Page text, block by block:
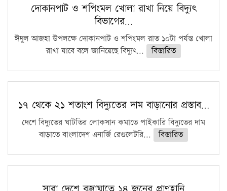
দোকানপাট ও শপিংমল খোলা রাখা নিয়ে বিদ্যুৎ
বিভাগের…
ঈদুল আজহা উপলক্ষে দোকানপাট ও শপিংমল রাত ১০টা পর্যন্ত খোলা
রাখা যাবে বলে জানিয়েছে বিদ্যুৎ...
বিস্তারিত
১৭ থেকে ২১ শতাংশ বিদ্যুতের দাম বাড়ানোর প্রস্তাব…
দেশে বিদ্যুতের ঘাটতির লোকসান কমাতে পাইকারি বিদ্যুতের দাম
বাড়াতে বাংলাদেশ এনার্জি রেগুলেটরি...
বিস্তারিত